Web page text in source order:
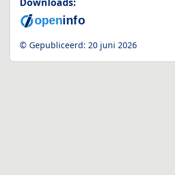
© Gepubliceerd: 20 juni 2026